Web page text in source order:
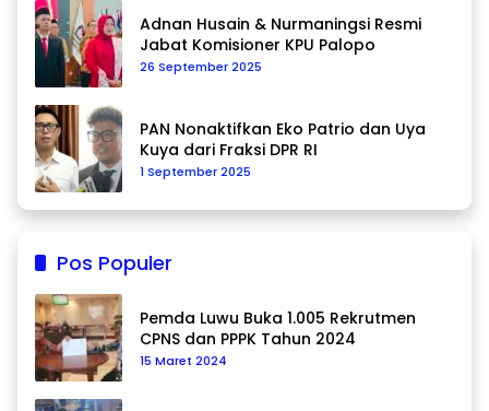
Adnan Husain & Nurmaningsi Resmi
Jabat Komisioner KPU Palopo
26 September 2025
PAN Nonaktifkan Eko Patrio dan Uya
Kuya dari Fraksi DPR RI
1 September 2025
Pos Populer
Pemda Luwu Buka 1.005 Rekrutmen
CPNS dan PPPK Tahun 2024
15 Maret 2024